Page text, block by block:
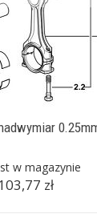
w magazynie
zł